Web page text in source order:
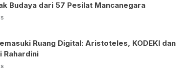
Budaya dari 57 Pesilat Mancanegara
Ruang Digital: Aristoteles, KODEKI dan
Rahardini